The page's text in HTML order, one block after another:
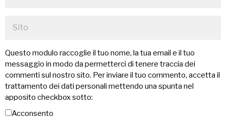
Questo modulo raccoglie il tuo nome, la tua email e il tuo
messaggio in modo da permetterci di tenere traccia dei
commenti sul nostro sito. Per inviare il tuo commento, accetta il
trattamento dei dati personali mettendo una spunta nel
apposito checkbox sotto:
Acconsento